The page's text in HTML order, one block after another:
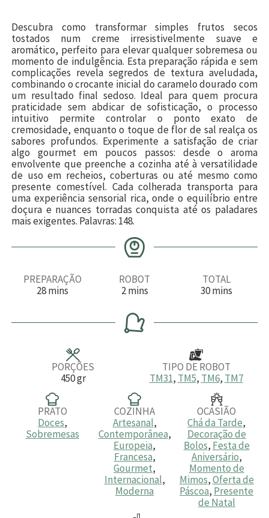
Descubra como transformar simples frutos secos
tostados num creme irresistivelmente suave e
aromático, perfeito para elevar qualquer sobremesa ou
momento de indulgência. Esta preparação rápida e sem
complicações revela segredos de textura aveludada,
combinando o crocante inicial do caramelo dourado com
um resultado final sedoso. Ideal para quem procura
praticidade sem abdicar de sofisticação, o processo
intuitivo permite controlar o ponto exato de
cremosidade, enquanto o toque de flor de sal realça os
sabores profundos. Experimente a satisfação de criar
algo gourmet em poucos passos: desde o aroma
envolvente que preenche a cozinha até à versatilidade
de uso em recheios, coberturas ou até mesmo como
presente comestível. Cada colherada transporta para
uma experiência sensorial rica, onde o equilíbrio entre
doçura e nuances torradas conquista até os paladares
mais exigentes. Palavras: 148.
PREPARAÇÃO
28m
u
mins
ROBOT
2m
n
u
t
mins
TOTAL
30m
u
mins
PORÇÕES
450gr
TIPO DE ROBOT
TM31, TM5, TM6, TM7
PRATO
Doces,
Sobremesas
COZINHA
Artesanal,
Contemporânea,
Europeia,
Francesa,
Gourmet,
Internacional,
Moderna
OCASIÃO
Chá da Tarde,
Decoração de
Bolos, Festa de
Aniversário,
Momento de
Mimos,Oferta de
Páscoa, Presente
de Natal